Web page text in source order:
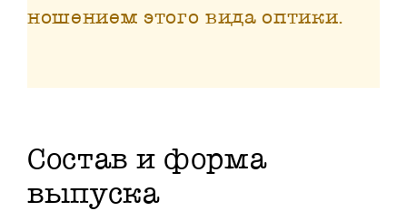
ношением этого вида оптики.
Состав и форма
выпуска